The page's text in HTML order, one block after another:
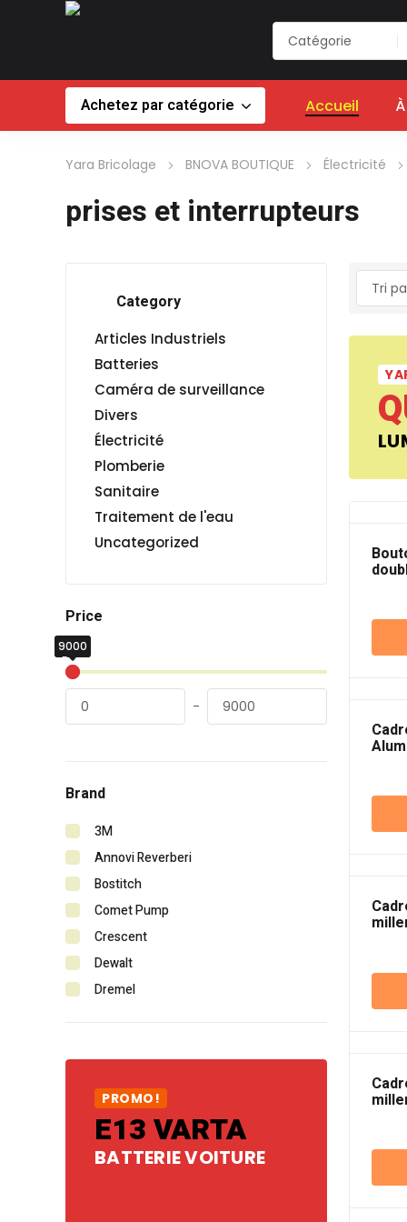
Achetez par catégorie Accueil
Yara Bricolage BNOVA BOUTIQUE Électricité
prises et interrupteurs
Category
Articles Industriels
Batteries
Caméra de surveillance
Divers
Électricité
Plomberie
Sanitaire
Traitement de l'eau
Uncategorized
Price
0
Dhs
9000
Dhs
-
Brand
3M
Annovi Reverberi
Bostitch
Comet Pump
Crescent
Dewalt
Dremel
Falltech
Fein
GearWrench
PROMO!
E13 VARTA
BATTERIE VOITURE